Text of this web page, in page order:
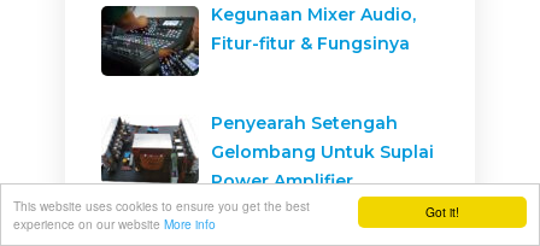
Got it!
This website uses cookies to ensure you get the best
experience on our website More info
Kegunaan Mixer Audio,
Fitur-fitur & Fungsinya
Penyearah Setengah
Gelombang Untuk Suplai
Power Amplifier
Skema Jalur Kabel Tape